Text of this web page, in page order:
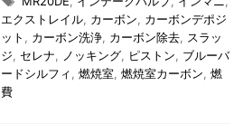
エクストレイル カーボン
カーボンデポジ
ット
カーボン洗浄 カーボン除去
スラッ
ジ
セレナ ノッキング ピストン
ブルーバ
ードシルフィ
燃焼室 燃焼室カーボン 燃
費